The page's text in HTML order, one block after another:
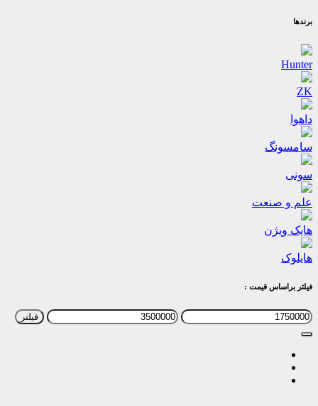
برندها
Hunter
ZK
داهوا
سامسونگ
سونی
علم و صنعت
هایک ویژن
هایلوک
فیلتر براساس قیمت :
حداقل
حداکثر
فیلتر